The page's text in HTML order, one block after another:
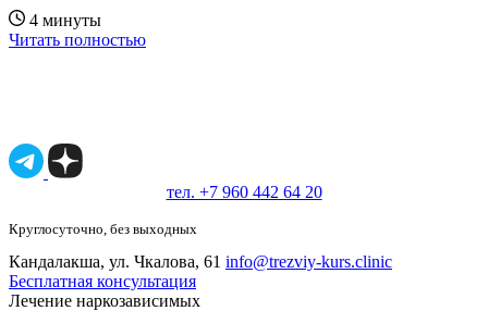
4 минуты
Читать полностью
тел. +7 960 442 64 20
Круглосуточно, без выходных
Кандалакша, ул. Чкалова, 61 info@trezviy-kurs.clinic
Бесплатная консультация
Лечение наркозависимых